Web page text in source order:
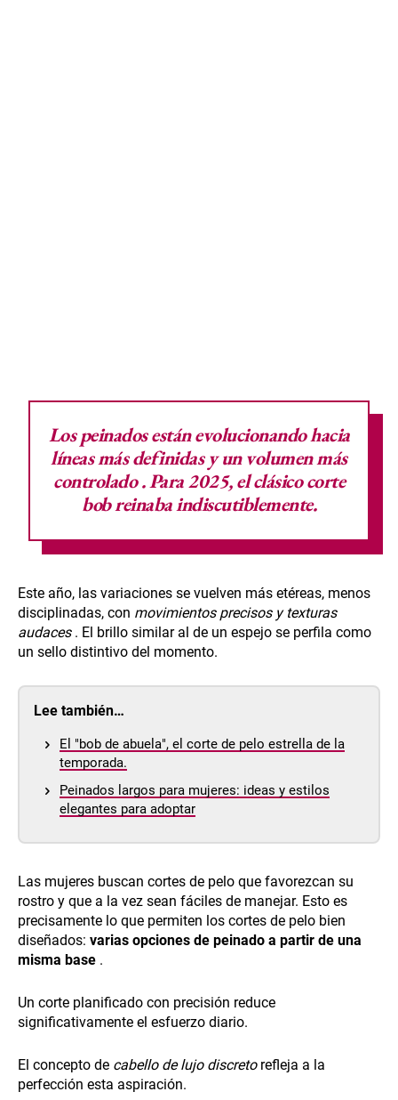
Los peinados están evolucionando hacia
líneas más definidas y un volumen más
controlado. Para 2025, el clásico corte
bob reinaba indiscutiblemente.
Este año, las variaciones se vuelven más etéreas, menos
disciplinadas, con movimientos precisos y texturas
audaces. El brillo similar al de un espejo se perfila como
un sello distintivo del momento.
Lee también…
El "bob de abuela", el corte de pelo estrella de la
temporada.
Peinados largos para mujeres: ideas y estilos
elegantes para adoptar
Las mujeres buscan cortes de pelo que favorezcan su
rostro y que a la vez sean fáciles de manejar. Esto es
precisamente lo que permiten los cortes de pelo bien
diseñados: varias opciones de peinado a partir de una
misma base .
Un corte planificado con precisión reduce
significativamente el esfuerzo diario.
El concepto de cabello de lujo discretorefleja a la
perfección esta aspiración.